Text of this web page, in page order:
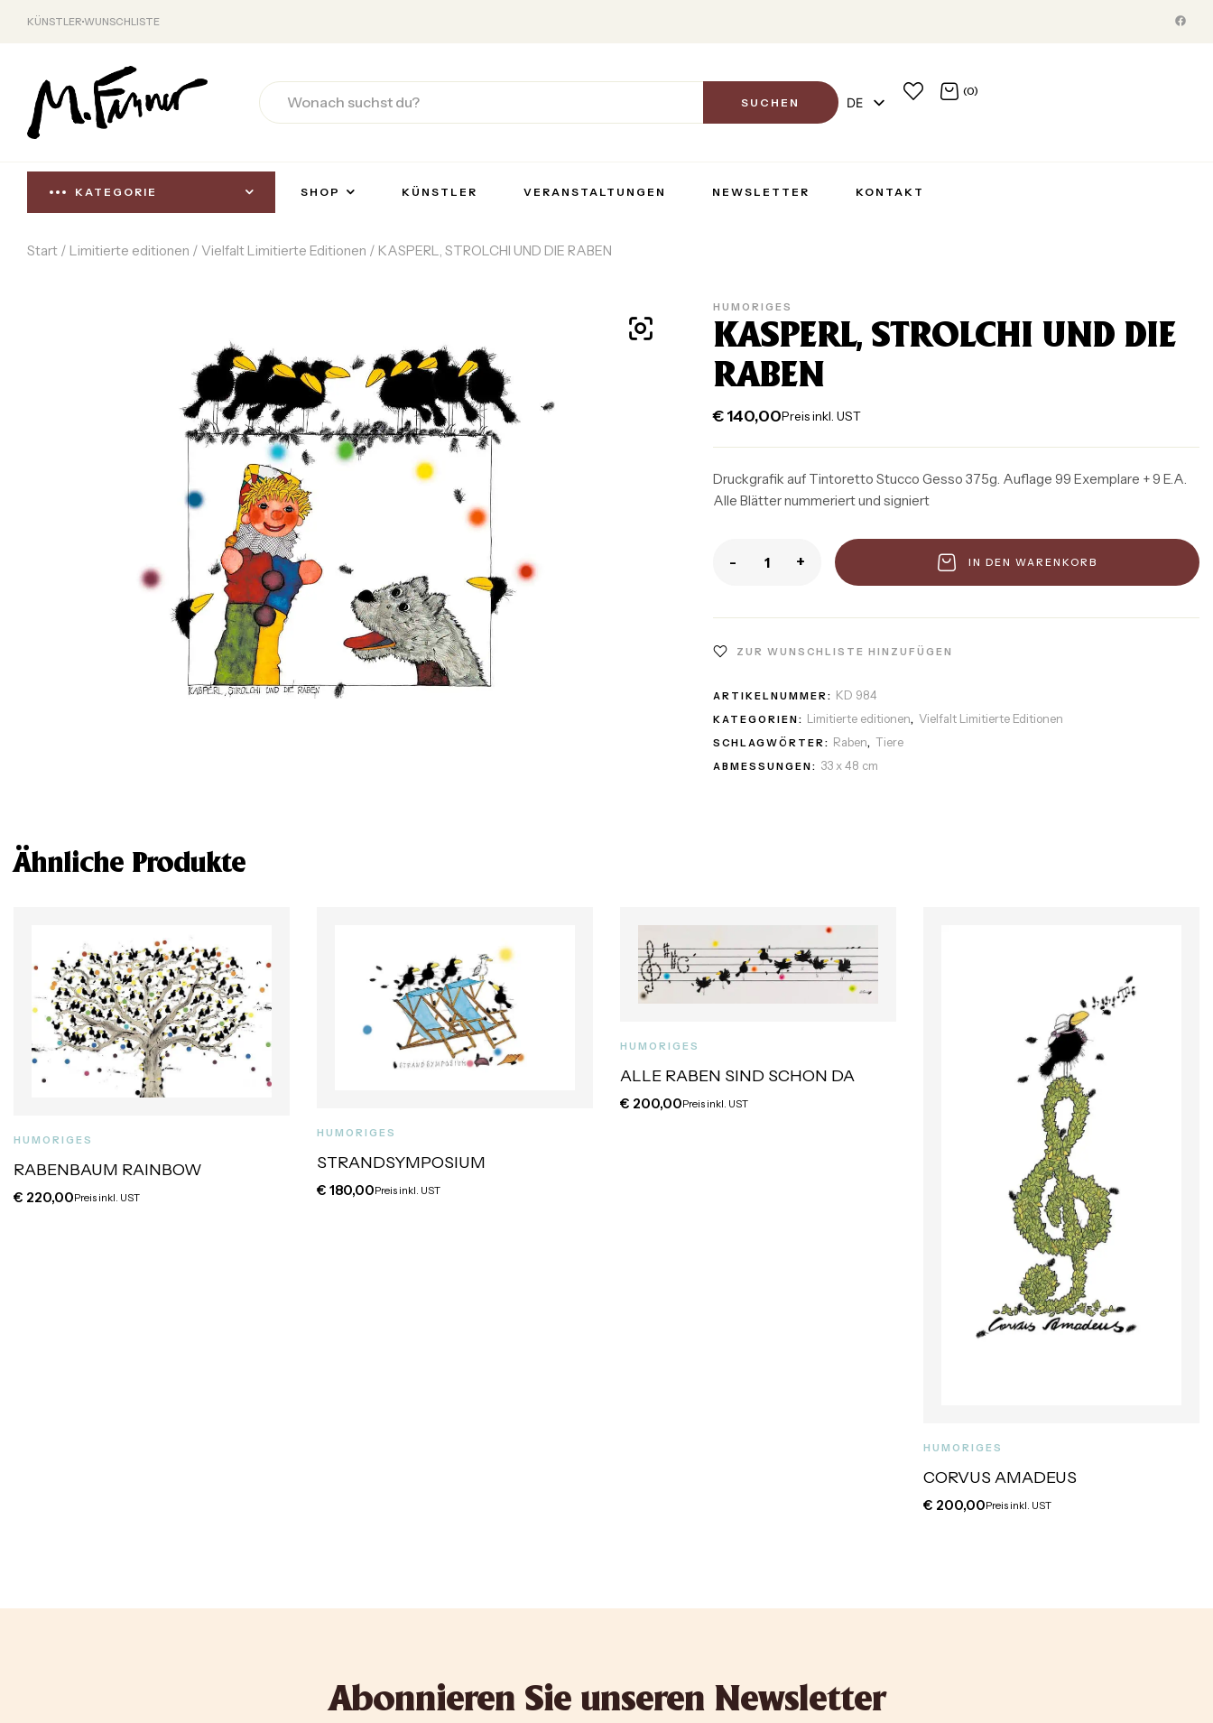
KÜNSTLER WUNSCHLISTE
SUCHEN DE
(0)
KATEGORIE SHOP KÜNSTLER VERANSTALTUNGEN NEWSLETTER KONTAKT
Start / Limitierte editionen / Vielfalt Limitierte Editionen / KASPERL, STROLCHI UND DIE RABEN
HUMORIGES
KASPERL, STROLCHI UND DIE
RABEN
€140,00Preis inkl. UST
Druckgrafik auf Tintoretto Stucco Gesso 375g. Auflage 99 Exemplare + 9 E.A.
Alle Blätter nummeriert und signiert
- + IN DEN WARENKORB
ZUR WUNSCHLISTE HINZUFÜGEN
ARTIKELNUMMER: KD 984
KATEGORIEN: Limitierte editionen, Vielfalt Limitierte Editionen
SCHLAGWÖRTER: Raben, Tiere
ABMESSUNGEN: 33 x 48 cm
Ähnliche Produkte
HUMORIGES
RABENBAUM RAINBOW
€ 220,00Preis inkl. UST
HUMORIGES
STRANDSYMPOSIUM
€ 180,00Preis inkl. UST
HUMORIGES
ALLE RABEN SIND SCHON DA
€ 200,00Preis inkl. UST
HUMORIGES
CORVUS AMADEUS
€ 200,00Preis inkl. UST
Abonnieren Sie unseren Newsletter